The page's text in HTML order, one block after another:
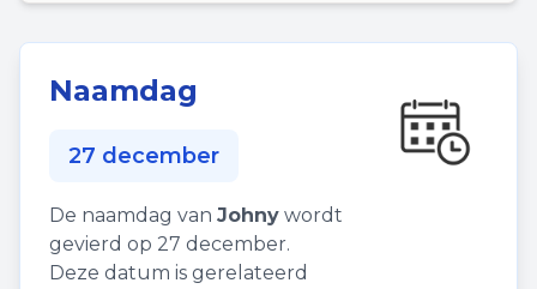
Naamdag
27 december
De naamdag van Johny wordt
gevierd op 27 december.
Deze datum is gerelateerd